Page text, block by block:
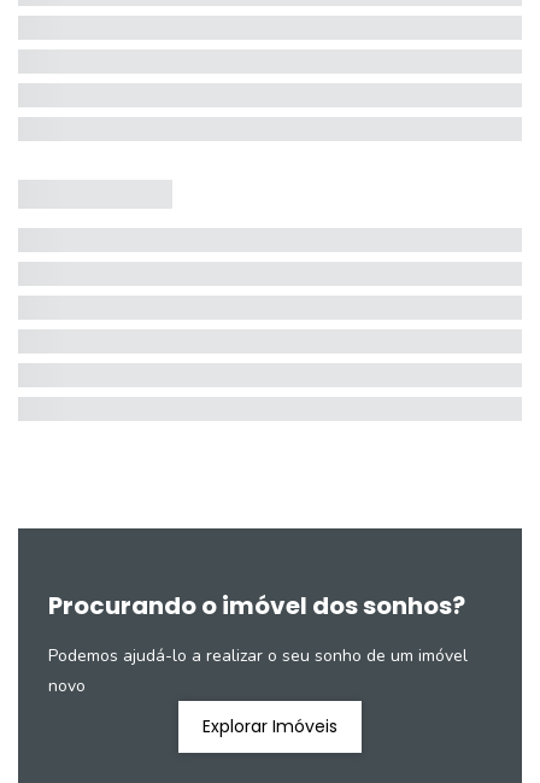
Procurando o imóvel dos sonhos?
Podemos ajudá-lo a realizar o seu sonho de um imóvel
novo
Explorar Imóveis